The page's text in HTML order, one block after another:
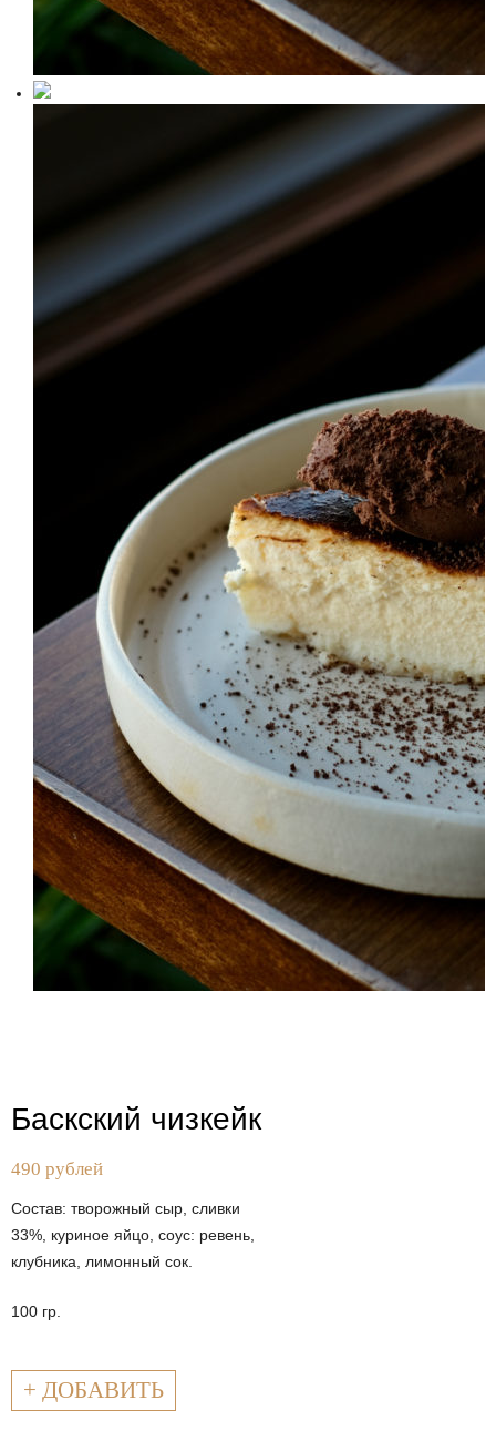
Баскский чизкейк
490 рублей
Состав: творожный сыр, сливки
33%, куриное яйцо, соус: ревень,
клубника, лимонный сок.
100 гр.
+ ДОБАВИТЬ